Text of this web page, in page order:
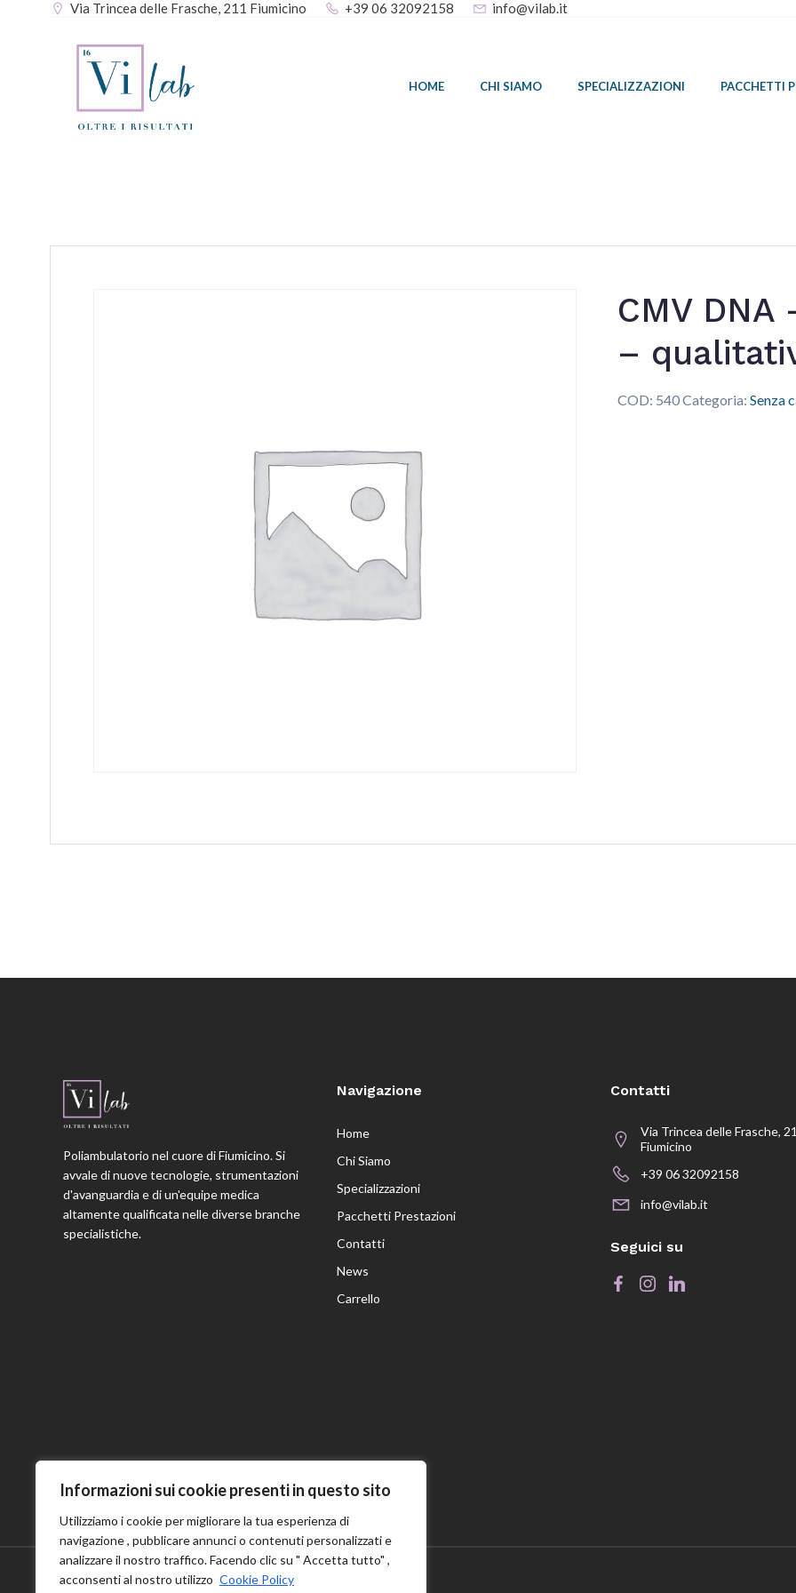
Informazioni sui cookie presenti in questo sito
Utilizziamo i cookie per migliorare la tua esperienza di
navigazione , pubblicare annunci o contenuti personalizzati e
analizzare il nostro traffico. Facendo clic su " Accetta tutto" ,
acconsenti al nostro utilizzo Cookie Policy
Via Trincea delle Frasche, 211 Fiumicino +39 06 32092158 info@vilab.it
HOME CHI SIAMO SPECIALIZZAZIONI PACCHETTI
CMV DNA
–
COD: 540Categoria: Senza
Poliambulatorio nel cuore di Fiumicino. Si
avvale di nuove tecnologie, strumentazioni
d'avanguardia e di un'equipe medica
altamente qualificata nelle diverse branche
specialistiche.
Navigazione
Home
Chi Siamo
Specializzazioni
Pacchetti Prestazioni
Contatti
News
Carrello
Contatti
Via Trincea delle Frasche,
Fiumicino
+39 06 32092158
info@vilab.it
Seguici su